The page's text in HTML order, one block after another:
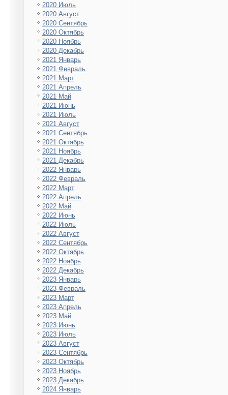
2020 Июль
2020 Август
2020 Сентябрь
2020 Октябрь
2020 Ноябрь
2020 Декабрь
2021 Январь
2021 Февраль
2021 Март
2021 Апрель
2021 Май
2021 Июнь
2021 Июль
2021 Август
2021 Сентябрь
2021 Октябрь
2021 Ноябрь
2021 Декабрь
2022 Январь
2022 Февраль
2022 Март
2022 Апрель
2022 Май
2022 Июнь
2022 Июль
2022 Август
2022 Сентябрь
2022 Октябрь
2022 Ноябрь
2022 Декабрь
2023 Январь
2023 Февраль
2023 Март
2023 Апрель
2023 Май
2023 Июнь
2023 Июль
2023 Август
2023 Сентябрь
2023 Октябрь
2023 Ноябрь
2023 Декабрь
2024 Январь